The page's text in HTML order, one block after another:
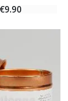
€9.90